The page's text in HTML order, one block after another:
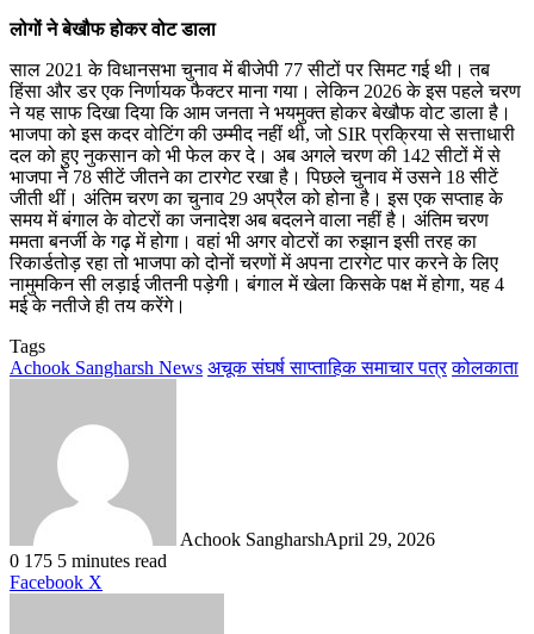
लोगों ने बेखौफ होकर वोट डाला
साल 2021 के विधानसभा चुनाव में बीजेपी 77 सीटों पर सिमट गई थी। तब
हिंसा और डर एक निर्णायक फैक्टर माना गया। लेकिन 2026 के इस पहले चरण
ने यह साफ दिखा दिया कि आम जनता ने भयमुक्त होकर बेखौफ वोट डाला है।
भाजपा को इस कदर वोटिंग की उम्मीद नहीं थी, जो SIR प्रक्रिया से सत्ताधारी
दल को हुए नुकसान को भी फेल कर दे। अब अगले चरण की 142 सीटों में से
भाजपा ने 78 सीटें जीतने का टारगेट रखा है। पिछले चुनाव में उसने 18 सीटें
जीती थीं। अंतिम चरण का चुनाव 29 अप्रैल को होना है। इस एक सप्ताह के
समय में बंगाल के वोटरों का जनादेश अब बदलने वाला नहीं है। अंतिम चरण
ममता बनर्जी के गढ़ में होगा। वहां भी अगर वोटरों का रुझान इसी तरह का
रिकार्डतोड़ रहा तो भाजपा को दोनों चरणों में अपना टारगेट पार करने के लिए
नामुमकिन सी लड़ाई जीतनी पड़ेगी। बंगाल में खेला किसके पक्ष में होगा, यह 4
मई के नतीजे ही तय करेंगे।
Tags
Achook Sangharsh News अचूक संघर्ष साप्ताहिक समाचार पत्र कोलकाता
Achook SangharshApril 29, 2026
0 175 5 minutes read
Facebook X